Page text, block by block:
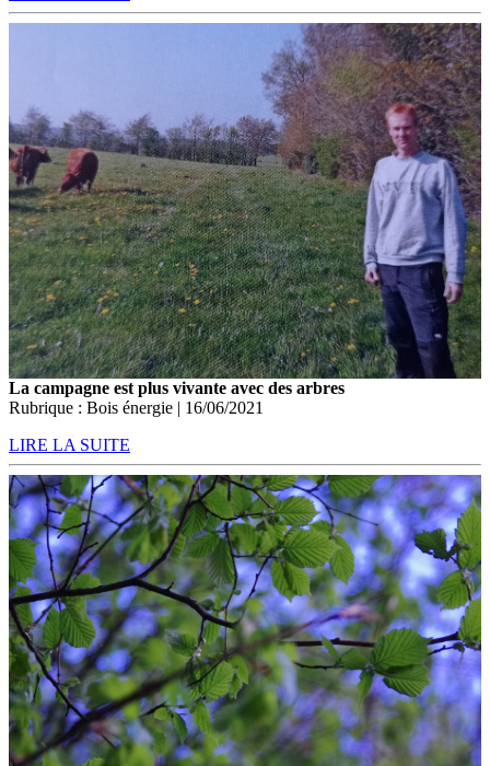
La campagne est plus vivante avec des arbres
Rubrique : Bois énergie | 16/06/2021
LIRE LA SUITE